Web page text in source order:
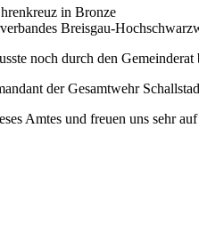
in Bronze
Breisgau-
noch durch den
der Gesamtwehr
Amtes und freuen uns sehr